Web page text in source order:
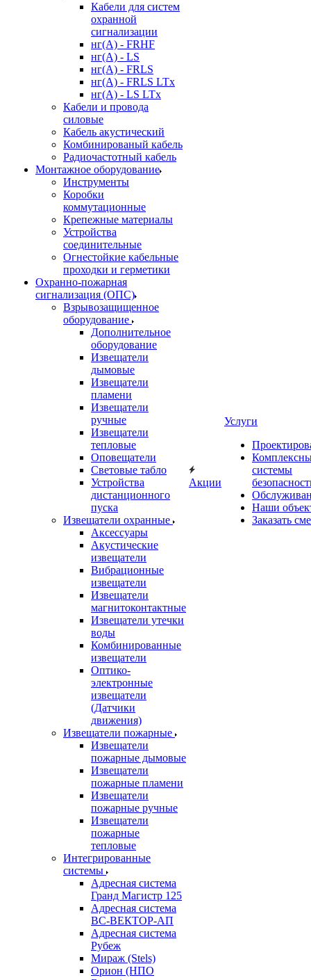
Кабели для систем
охранной
сигнализации
нг(A) - FRHF
нг(A) - LS
нг(А) - FRLS
нг(А) - FRLS LTx
нг(А) - LS LTx
Кабели и провода
силовые
Кабель акустический
Комбинированый кабель
Радиочастотный кабель
Монтажное оборудование
Инструменты
Коробки
коммутационные
Крепежные материалы
Устройства
соединительные
Огнестойкие кабельные
проходки и герметики
Охранно-пожарная
сигнализация (ОПС)
Взрывозащищенное
оборудование
Дополнительное
оборудование
Извещатели
дымовые
Извещатели
пламени
Извещатели
ручные
Извещатели
тепловые
Оповещатели
Световые табло
Устройства
дистанционного
пуска
Извещатели охранные
Аксессуары
Акустические
извещатели
Вибрационные
извещатели
Извещатели
магнитоконтактные
Извещатели утечки
воды
Комбинированные
извещатели
Оптико-
электронные
извещатели
(Датчики
движения)
Извещатели пожарные
Извещатели
пожарные дымовые
Извещатели
пожарные пламени
Извещатели
пожарные ручные
Извещатели
пожарные
тепловые
Интегрированные
системы
Адресная система
Гранд Магистр 125
Адресная система
ВС-ВЕКТОР-АП
Адресная система
Рубеж
Мираж (Stels)
Орион (НПО
Акции
Услуги
системы
Наши
Заказать